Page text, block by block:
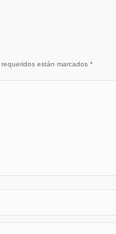
están marcados *